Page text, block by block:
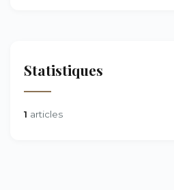
Statistiques
1 articles